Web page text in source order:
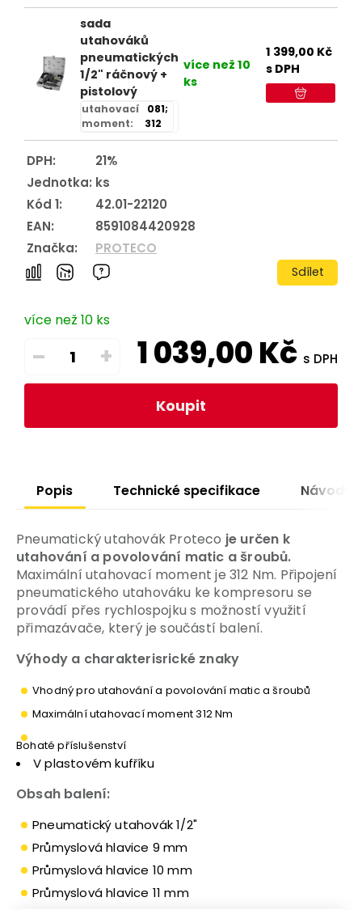
sada
utahováků
pneumatických
1/2" ráčnový +
pistolový
utahovací
moment:
081;
312
více než 10
ks
1 399,00 Kč
s DPH
DPH:
21%
Jednotka: ks
Kód 1:
42.01-22120
EAN:
8591084420928
Značka:
PROTECO
Sdílet
více než 10 ks
– + 1 039,00Kč s DPH
Koupit
Popis Technické specifikace Návody
Pneumatický utahovák Proteco je určen k
utahování a povolování matic a šroubů.
Maximální utahovací moment je 312 Nm. Připojení
pneumatického utahováku ke kompresoru se
provádí přes rychlospojku s možností využití
přimazávače, který je součástí balení.
Výhody a charakterisrické znaky
Vhodný pro utahování a povolování matic a šroubů
Maximální utahovací moment 312 Nm
Bohaté příslušenství
V plastovém kufříku
Obsah balení:
Pneumatický utahovák 1/2"
Průmyslová hlavice 9 mm
Průmyslová hlavice 10 mm
Průmyslová hlavice 11 mm